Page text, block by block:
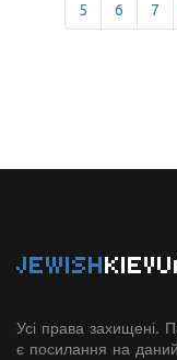
5 6 7
JEWISH
Усі права захищені.
є посилання на